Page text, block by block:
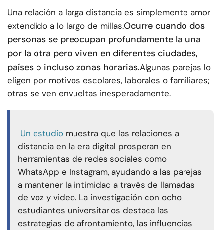
Una relación a larga distancia es simplemente amor
extendido a lo largo de millas.Ocurre cuando dos
personas se preocupan profundamente la una
por la otra pero viven en diferentes ciudades,
países o incluso zonas horarias.Algunas parejas lo
eligen por motivos escolares, laborales o familiares;
otras se ven envueltas inesperadamente.
Un estudio muestra que las relaciones a
distancia en la era digital prosperan en
herramientas de redes sociales como
WhatsApp e Instagram, ayudando a las parejas
a mantener la intimidad a través de llamadas
de voz y video. La investigación con ocho
estudiantes universitarios destaca las
estrategias de afrontamiento, las influencias